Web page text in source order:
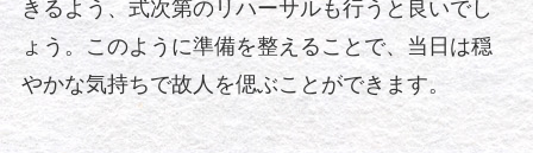
きるよう、式次第のリハーサルも行うと良いでし
ょう。このように準備を整えることで、当日は穏
やかな気持ちで故人を偲ぶことができます。